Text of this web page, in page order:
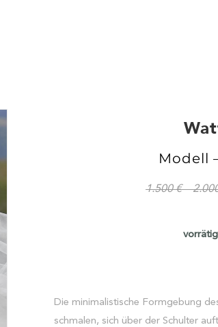
Modell
1.500
Die minimalistische Formgebung
schmalen, sich über der Schulter